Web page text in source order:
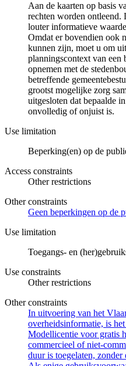
Aan de kaarten op basis
rechten worden ontleend.
louter informatieve
Omdat er bovendien ook
kunnen zijn, moet u om
planningscontext van een
opnemen met de
betreffende
grootst mogelijke zorg
uitgesloten dat bepaalde
onvolledig of onjuist is.
Use limitation
Beperking(en) op de
Access constraints
Other restrictions
Other constraints
Geen beperkingen op de
Use limitation
Toegangs- en
Use constraints
Other restrictions
Other constraints
In uitvoering van het
overheidsinformatie, is
Modellicentie voor gratis
commercieel of niet-
duur is toegelaten,